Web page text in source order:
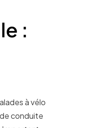
:
à vélo
conduite